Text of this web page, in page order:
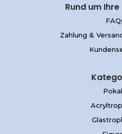
Rund um
Zahlung &